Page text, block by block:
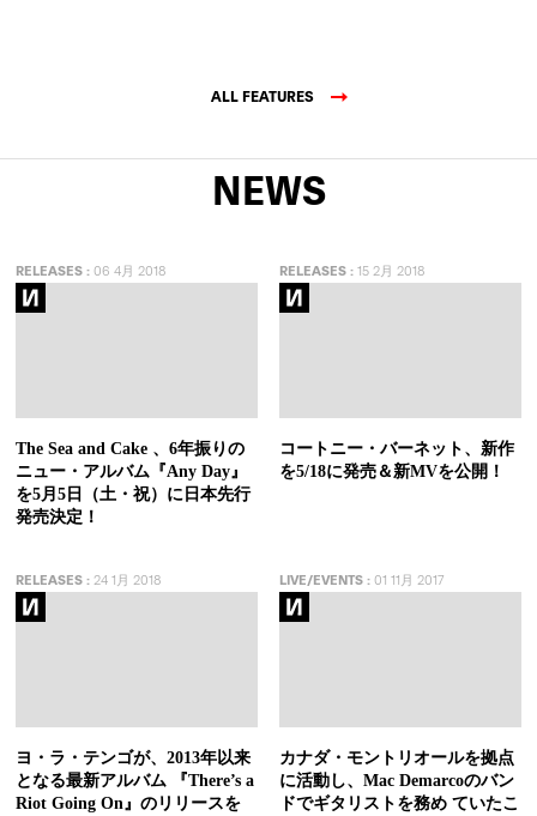
ALL FEATURES
NEWS
RELEASES : 06 4月 2018
The Sea and Cake 、6年振りの
ニュー・アルバム『Any Day』
を5月5日（土・祝）に日本先行
発売決定！
RELEASES:15 2月 2018
コートニー・バーネット、新作
を5/18に発売＆新MVを公開！
RELEASES : 24 1月 2018
ヨ・ラ・テンゴが、2013年以来
となる最新アルバム 『There’s a
Riot Going On』のリリースを
LIVE/EVENTS:01 11月 2017
カナダ・モントリオールを拠点
に活動し、Mac Demarcoのバン
ドでギタリストを務め ていたこ